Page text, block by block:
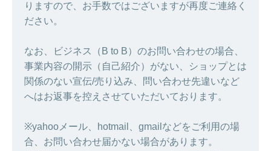
りますので、お手数ではございますが再度ご連絡く
ださい。
なお、ビジネス（B to B）のお問い合わせの場合、
事業内容の開示（自己紹介）がない、ショップとは
関係のない宣伝/売り込み、問い合わせ先違いなど
へはお返事を控えさせていただいております。
※yahooメール、hotmail、gmailなどをご利用の場
合、お問い合わせ届かない場合があります。